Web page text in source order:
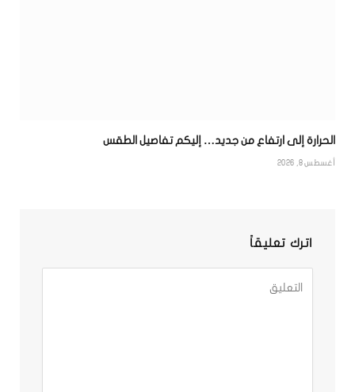
الحرارة إلى ارتفاع من جديد… إليكم تفاصيل الطقس
أغسطس 8, 2026
اترك تعليقاً